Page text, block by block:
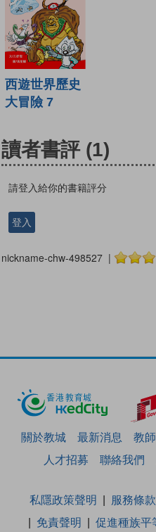
西遊世界歷史
大冒險 7
讀者書評 (1)
請登入給你的書籍評分
登入
nickname-chw-498527 |
關於教城 最新消息 教師
人才招募
聯絡我們
私隱政策聲明 服務條款
免責聲明
促進種族平